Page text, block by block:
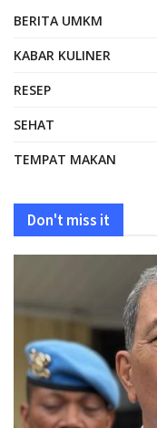
BERITA UMKM
KABAR KULINER
RESEP
SEHAT
TEMPAT MAKAN
Don't miss it